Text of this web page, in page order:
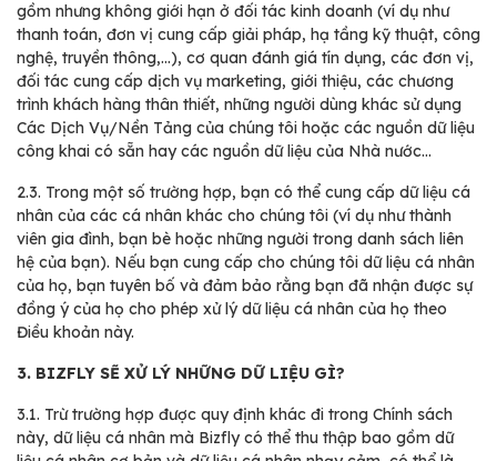
gồm nhưng không giới hạn ở đối tác kinh doanh (ví dụ như
thanh toán, đơn vị cung cấp giải pháp, hạ tầng kỹ thuật, công
nghệ, truyền thông,…), cơ quan đánh giá tín dụng, các đơn vị,
đối tác cung cấp dịch vụ marketing, giới thiệu, các chương
trình khách hàng thân thiết, những người dùng khác sử dụng
Các Dịch Vụ/Nền Tảng của chúng tôi hoặc các nguồn dữ liệu
công khai có sẵn hay các nguồn dữ liệu của Nhà nước…
2.3. Trong một số trường hợp, bạn có thể cung cấp dữ liệu cá
nhân của các cá nhân khác cho chúng tôi (ví dụ như thành
viên gia đình, bạn bè hoặc những người trong danh sách liên
hệ của bạn). Nếu bạn cung cấp cho chúng tôi dữ liệu cá nhân
của họ, bạn tuyên bố và đảm bảo rằng bạn đã nhận được sự
đồng ý của họ cho phép xử lý dữ liệu cá nhân của họ theo
Điều khoản này.
3. BIZFLY SẼ XỬ LÝ NHỮNG DỮ LIỆU GÌ?
3.1. Trừ trường hợp được quy định khác đi trong Chính sách
này, dữ liệu cá nhân mà Bizfly có thể thu thập bao gồm dữ